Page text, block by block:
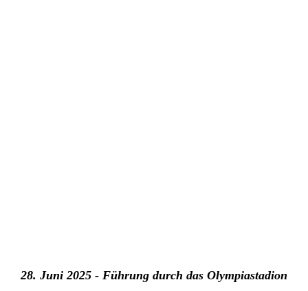
28. Juni 2025 - Führung durch das Olympiastadion